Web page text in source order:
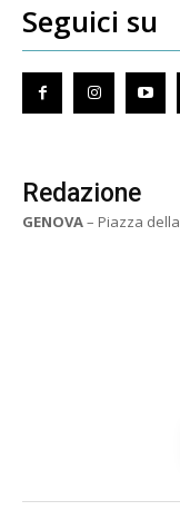
Seguici su
Redazione
GENOVA– Piazza